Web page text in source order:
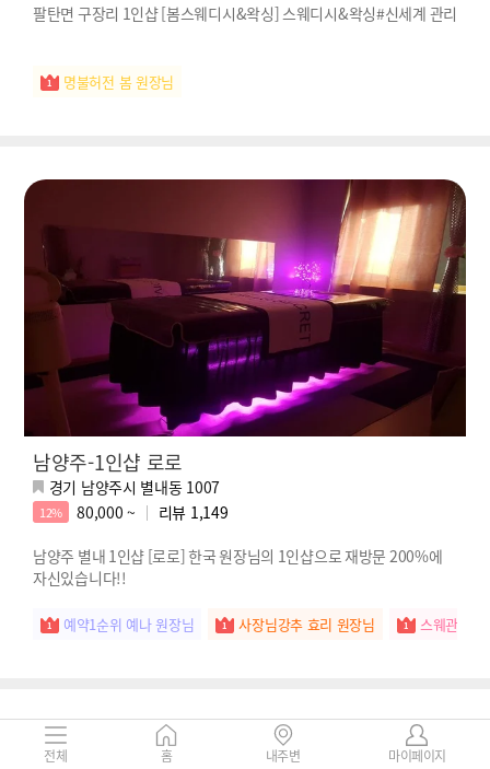
팔탄면 구장리 1인샵 [봄스웨디시&왁싱] 스웨디시&왁싱#신세계 관리
명불허전 봄 원장님
남양주-1인샵 로로
경기 남양주시 별내동 1007
12% 80,000 ~ 리뷰 1,149
남양주 별내 1인샵 [로로] 한국 원장님의 1인샵으로 재방문 200%에
자신있습니다!!
예약1순위 예나 원장님 사장님강추 효리 원장님 스웨관리짱
전체 홈 내주변 마이페이지